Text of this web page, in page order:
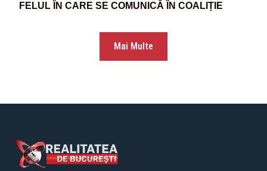
FELUL ÎN CARE SE COMUNICĂ ÎN COALIȚIE
Mai Multe